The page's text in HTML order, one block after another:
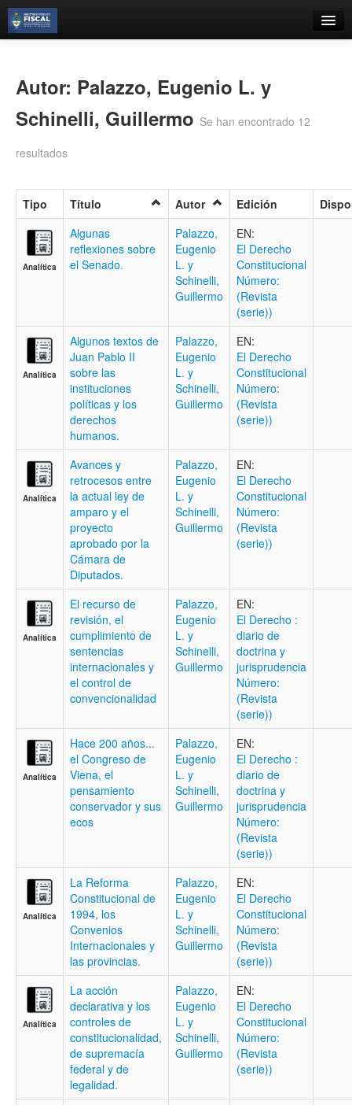
Búsqueda Avanzada
Estantes Virtuales
Iniciar sesión
Autor: Palazzo, Eugenio L. y
Schinelli, Guillermo Se han encontrado 12
resultados
Tipo Título Autor Edición
Analítica
Algunas
reflexiones sobre
el Senado.
Palazzo,
Eugenio
L. y
Schinelli,
Guillermo
EN:
El Derecho
Constitucional
Número:
(Revista
(serie))
Analítica
Algunos textos de
Juan Pablo II
sobre las
instituciones
políticas y los
derechos
humanos.
Palazzo,
Eugenio
L. y
Schinelli,
Guillermo
EN:
El Derecho
Constitucional
Número:
(Revista
(serie))
Analítica
Avances y
retrocesos entre
la actual ley de
amparo y el
proyecto
aprobado por la
Cámara de
Diputados.
Palazzo,
Eugenio
L. y
Schinelli,
Guillermo
EN:
El Derecho
Constitucional
Número:
(Revista
(serie))
Analítica
El recurso de
revisión, el
cumplimiento de
sentencias
internacionales y
el control de
convencionalidad
Palazzo,
Eugenio
L. y
Schinelli,
Guillermo
EN:
El Derecho :
diario de
doctrina y
jurisprudencia
Número:
(Revista
(serie))
Analítica
Hace 200 años...
el Congreso de
Viena, el
pensamiento
conservador y sus
ecos
Palazzo,
Eugenio
L. y
Schinelli,
Guillermo
EN:
El Derecho :
diario de
doctrina y
jurisprudencia
Número:
(Revista
(serie))
Analítica
La Reforma
Constitucional de
1994, los
Convenios
Internacionales y
las provincias.
Palazzo,
Eugenio
L. y
Schinelli,
Guillermo
EN:
El Derecho
Constitucional
Número:
(Revista
(serie))
Analítica
La acción
declarativa y los
controles de
constitucionalidad,
de supremacía
federal y de
legalidad.
Palazzo,
Eugenio
L. y
Schinelli,
Guillermo
EN:
El Derecho
Constitucional
Número:
(Revista
(serie))